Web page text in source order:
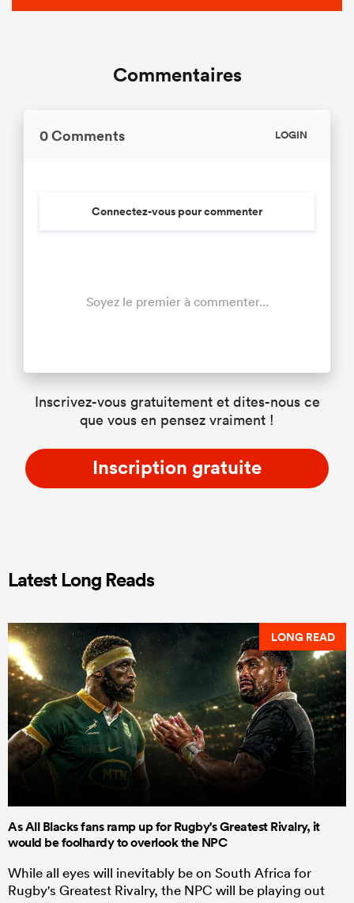
Commentaires
0 Comments LOGIN
Connectez-vous pour commenter
Soyez le premier à commenter...
Inscrivez-vous gratuitement et dites-nous ce
que vous en pensez vraiment !
Inscription gratuite
Latest Long Reads
LONG READ
As All Blacks fans ramp up for Rugby's Greatest Rivalry, it
would be foolhardy to overlook the NPC
While all eyes will inevitably be on South Africa for
Rugby's Greatest Rivalry, the NPC will be playing out